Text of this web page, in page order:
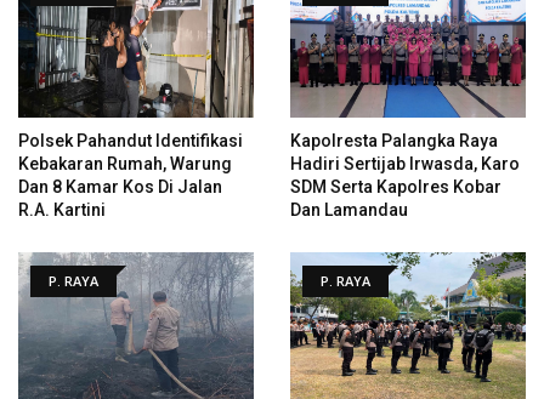
Polsek Pahandut Identifikasi
Kebakaran Rumah, Warung
Dan 8 Kamar Kos Di Jalan
R.A. Kartini
Kapolresta Palangka Raya
Hadiri Sertijab Irwasda, Karo
SDM Serta Kapolres Kobar
Dan Lamandau
P. RAYA P. RAYA